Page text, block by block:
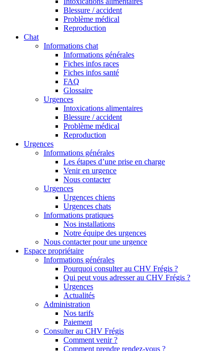
Blessure / accident
Problème médical
Reproduction
Chat
Informations chat
Informations générales
Fiches infos races
Fiches infos santé
FAQ
Glossaire
Urgences
Intoxications alimentaires
Blessure / accident
Problème médical
Reproduction
Urgences
Informations générales
Les étapes d’une prise en charge
Venir en urgence
Nous contacter
Urgences
Urgences chiens
Urgences chats
Informations pratiques
Nos installations
Notre équipe des urgences
Nous contacter pour une urgence
Espace propriétaire
Informations générales
Pourquoi consulter au CHV Frégis ?
Qui peut vous adresser au CHV Frégis ?
Urgences
Actualités
Administration
Nos tarifs
Paiement
Consulter au CHV Frégis
Comment venir ?
Comment prendre rendez-vous ?